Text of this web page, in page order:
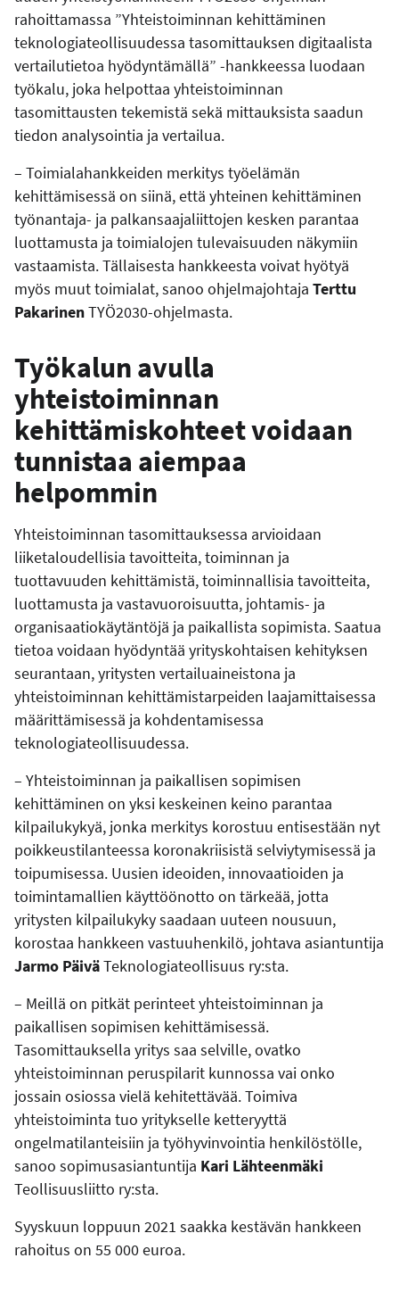
rahoittamassa ”Yhteistoiminnan kehittäminen
teknologiateollisuudessa tasomittauksen digitaalista
vertailutietoa hyödyntämällä” -hankkeessa luodaan
työkalu, joka helpottaa yhteistoiminnan
tasomittausten tekemistä sekä mittauksista saadun
tiedon analysointia ja vertailua.
– Toimialahankkeiden merkitys työelämän
kehittämisessä on siinä, että yhteinen kehittäminen
työnantaja- ja palkansaajaliittojen kesken parantaa
luottamusta ja toimialojen tulevaisuuden näkymiin
vastaamista. Tällaisesta hankkeesta voivat hyötyä
myös muut toimialat, sanoo ohjelmajohtaja Terttu
PakarinenTYÖ2030-ohjelmasta.
Työkalun avulla
yhteistoiminnan
kehittämiskohteet voidaan
tunnistaa aiempaa
helpommin
Yhteistoiminnan tasomittauksessa arvioidaan
liiketaloudellisia tavoitteita, toiminnan ja
tuottavuuden kehittämistä, toiminnallisia tavoitteita,
luottamusta ja vastavuoroisuutta, johtamis- ja
organisaatiokäytäntöjä ja paikallista sopimista. Saatua
tietoa voidaan hyödyntää yrityskohtaisen kehityksen
seurantaan, yritysten vertailuaineistona ja
yhteistoiminnan kehittämistarpeiden laajamittaisessa
määrittämisessä ja kohdentamisessa
teknologiateollisuudessa.
– Yhteistoiminnan ja paikallisen sopimisen
kehittäminen on yksi keskeinen keino parantaa
kilpailukykyä, jonka merkitys korostuu entisestään nyt
poikkeustilanteessa koronakriisistä selviytymisessä ja
toipumisessa. Uusien ideoiden, innovaatioiden ja
toimintamallien käyttöönotto on tärkeää, jotta
yritysten kilpailukyky saadaan uuteen nousuun,
korostaa hankkeen vastuuhenkilö, johtava asiantuntija
Jarmo PäiväTeknologiateollisuus ry:sta.
– Meillä on pitkät perinteet yhteistoiminnan ja
paikallisen sopimisen kehittämisessä.
Tasomittauksella yritys saa selville, ovatko
yhteistoiminnan peruspilarit kunnossa vai onko
jossain osiossa vielä kehitettävää. Toimiva
yhteistoiminta tuo yritykselle ketteryyttä
ongelmatilanteisiin ja työhyvinvointia henkilöstölle,
sanoo sopimusasiantuntija Kari Lähteenmäki
Teollisuusliitto ry:sta.
Syyskuun loppuun 2021 saakka kestävän hankkeen
rahoitus on 55 000 euroa.